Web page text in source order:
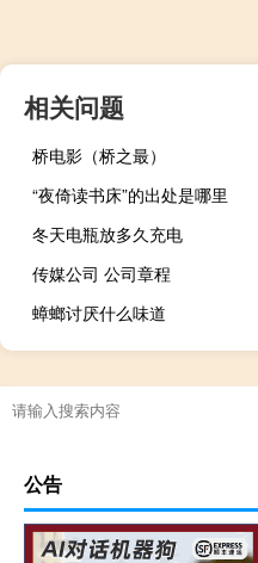
相关问题
桥电影（桥之最）
“夜倚读书床”的出处是哪里
冬天电瓶放多久充电
传媒公司 公司章程
蟑螂讨厌什么味道
公告